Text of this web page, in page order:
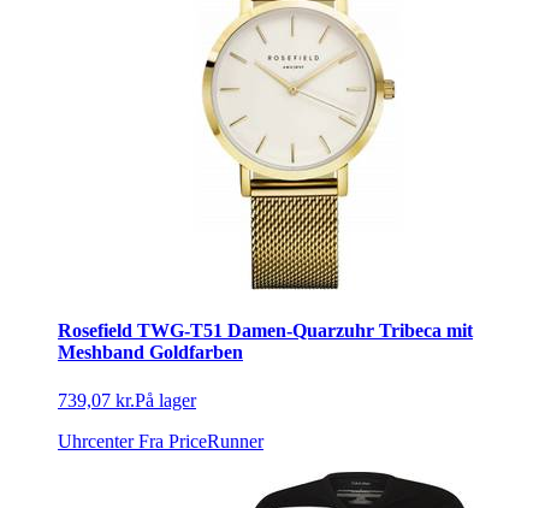
Rosefield TWG-T51 Damen-Quarzuhr Tribeca mit
Meshband Goldfarben
739,07 kr.På lager
Uhrcenter Fra PriceRunner